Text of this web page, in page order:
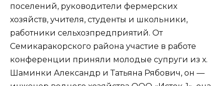
поселений, руководители фермерских
хозяйств, учителя, студенты и школьники,
работники сельхозпредприятий. От
Семикаракорского района участие в работе
конференции приняли молодые супруги из х.
Шаминки Александр и Татьяна Рябович, он —